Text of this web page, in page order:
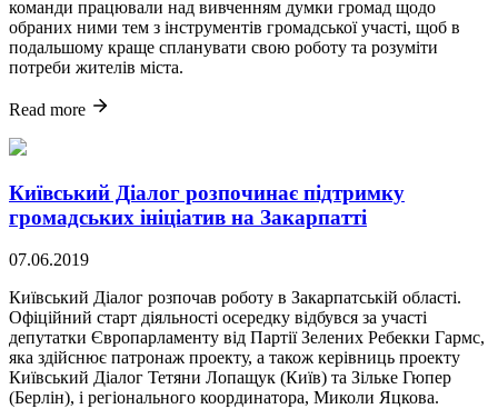
команди працювали над вивченням думки громад щодо
обраних ними тем з інструментів громадської участі, щоб в
подальшому краще спланувати свою роботу та розуміти
потреби жителів міста.
Read more
Київський Діалог розпочинає підтримку
громадських ініціатив на Закарпатті
07.06.2019
Київський Діалог розпочав роботу в Закарпатській області.
Офіційний старт діяльності осередку відбувся за участі
депутатки Європарламенту від Партії Зелених Ребекки Гармс,
яка здійснює патронаж проекту, а також керівниць проекту
Київський Діалог Тетяни Лопащук (Київ) та Зільке Гюпер
(Берлін), і регіонального координатора, Миколи Яцкова.